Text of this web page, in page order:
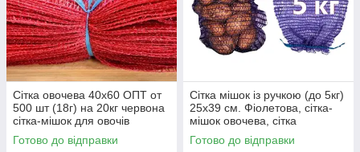
Сітка овочева 40х60 ОПТ от
500 шт (18г) на 20кг червона
сітка-мішок для овочів
Готово до відправки
Сітка мішок із ручкою (до 5кг)
25х39 см. Фіолетова, сітка-
мішок овочева, сітка
пакувальна для овочів, мішки
овочеві
Готово до відправки